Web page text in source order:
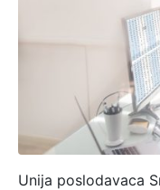
Unija poslodavaca